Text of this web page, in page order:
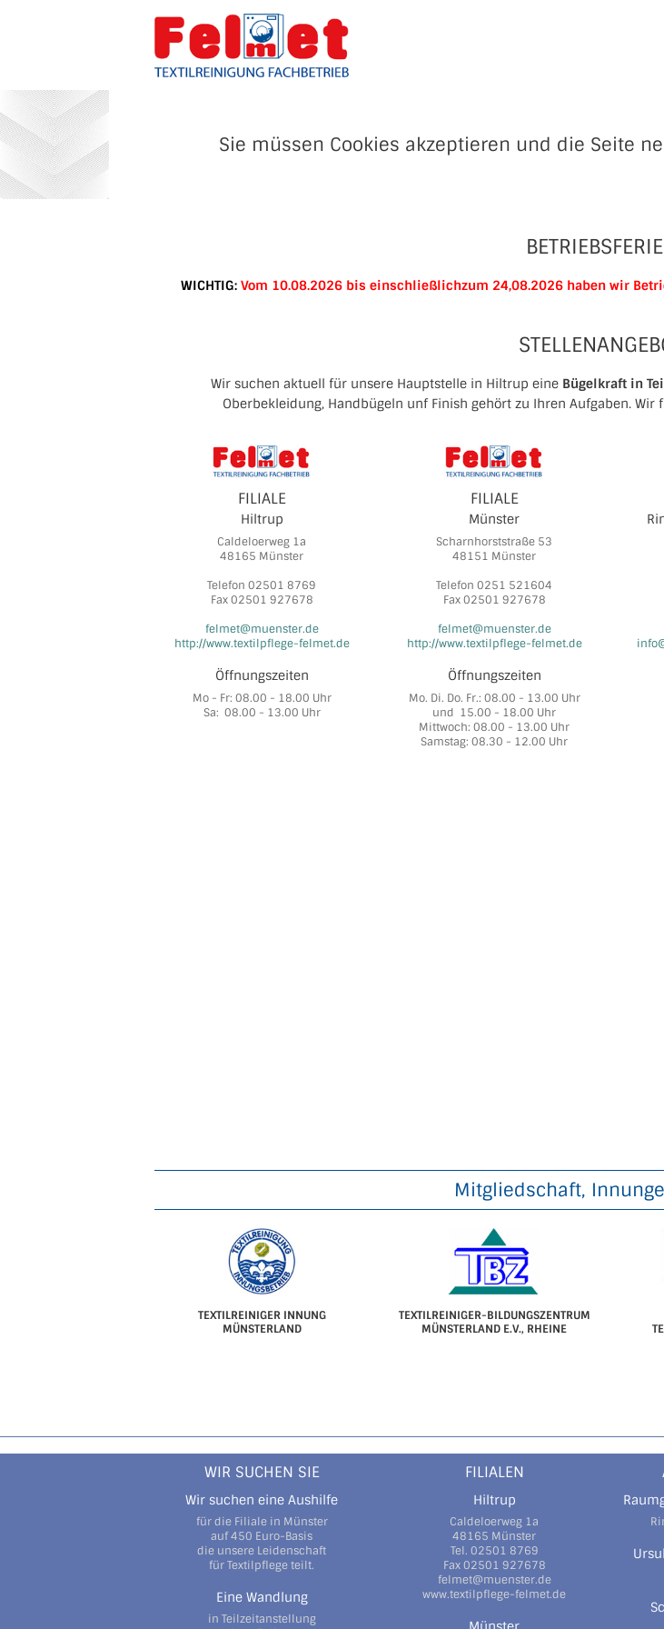
Sie müssen Cookies akzeptieren und die Seite
WICHTIG: Vom 10.08.2026 bis einschließlichzum 24,08.2026 haben wir
Wir suchen aktuell für unsere Hauptstelle in Hiltrup eine Bügelkraft in
Oberbekleidung, Handbügeln unf Finish gehört zu Ihren Aufgaben.
FILIALE
Hiltrup
Caldeloerweg 1a
48165 Münster
Telefon 02501 8769
Fax 02501 927678
felmet@muenster.de
http://www.textilpflege-felmet.de
Öffnungszeiten
Mo - Fr: 08.00 - 18.00 Uhr
Sa: 08.00 - 13.00 Uhr
FILIALE
Münster
Scharnhorststraße 53
48151 Münster
Telefon 0251 521604
Fax 02501 927678
felmet@muenster.de
http://www.textilpflege-felmet.de
Öffnungszeiten
Mo. Di. Do. Fr.: 08.00 - 13.00 Uhr
und 15.00 - 18.00 Uhr
Mittwoch: 08.00 - 13.00 Uhr
Samstag: 08.30 - 12.00 Uhr
Mitgliedschaft,
TEXTILREINIGER INNUNG
MÜNSTERLAND
TEXTILREINIGER-BILDUNGSZENTRUM
MÜNSTERLAND E.V., RHEINE
WIR SUCHEN SIE
Wir suchen eine Aushilfe
für die Filiale in Münster
auf 450 Euro-Basis
die unsere Leidenschaft
für Textilpflege teilt.
Eine Wandlung
in Teilzeitanstellung
FILIALEN
Hiltrup
Caldeloerweg 1a
48165 Münster
Tel. 02501 8769
Fax 02501 927678
felmet@muenster.de
www.textilpflege-felmet.de